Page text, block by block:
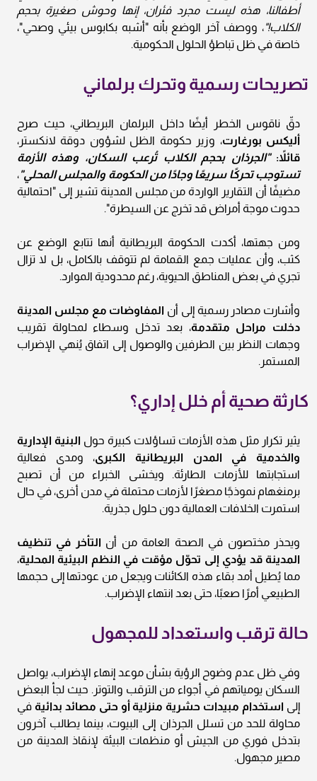
أطفالنا، هذه ليست مجرد فئران، إنها وحوش صغيرة بحجم
الكلاب!"، ووصف آخر الوضع بأنه "أشبه بكابوس بيئي وصحي"،
خاصة في ظل تباطؤ الحلول الحكومية.
تصريحات رسمية وتحرك برلماني
دقّ ناقوس الخطر أيضًا داخل البرلمان البريطاني، حيث صرح
أليكس بورغارت، وزير حكومة الظل لشؤون دوقة لانكستر،
قائلاً:"الجرذان بحجم الكلاب تُرعب السكان، وهذه الأزمة
تستوجب تحركًا سريعًا وجادًا من الحكومة والمجلس المحلي"،
مضيفًا أن التقارير الواردة من مجلس المدينة تشير إلى "احتمالية
حدوث موجة أمراض قد تخرج عن السيطرة".
ومن جهتها، أكدت الحكومة البريطانية أنها تتابع الوضع عن
كثب، وأن عمليات جمع القمامة لم تتوقف بالكامل، بل لا تزال
تجري في بعض المناطق الحيوية، رغم محدودية الموارد.
وأشارت مصادر رسمية إلى أن المفاوضات مع مجلس المدينة
دخلت مراحل متقدمة، بعد تدخل وسطاء لمحاولة تقريب
وجهات النظر بين الطرفين والوصول إلى اتفاق يُنهي الإضراب
المستمر.
كارثة صحية أم خلل إداري؟
يثير تكرار مثل هذه الأزمات تساؤلات كبيرة حول البنية الإدارية
والخدمية في المدن البريطانية الكبرى، ومدى فعالية
استجابتها للأزمات الطارئة. ويخشى الخبراء من أن تصبح
برمنغهام نموذجًا مصغرًا لأزمات محتملة في مدن أخرى، في حال
استمرت الخلافات العمالية دون حلول جذرية.
ويحذر مختصون في الصحة العامة من أن التأخر في تنظيف
المدينة قد يؤدي إلى تحوّل مؤقت في النظم البيئية المحلية،
مما يُطيل أمد بقاء هذه الكائنات ويجعل من عودتها إلى حجمها
الطبيعي أمرًا صعبًا، حتى بعد انتهاء الإضراب.
حالة ترقب واستعداد للمجهول
وفي ظل عدم وضوح الرؤية بشأن موعد إنهاء الإضراب، يواصل
السكان يومياتهم في أجواء من الترقب والتوتر. حيث لجأ البعض
إلى استخدام مبيدات حشرية منزلية أو حتى مصائد بدائية في
محاولة للحد من تسلل الجرذان إلى البيوت، بينما يطالب آخرون
بتدخل فوري من الجيش أو منظمات البيئة لإنقاذ المدينة من
مصير مجهول.